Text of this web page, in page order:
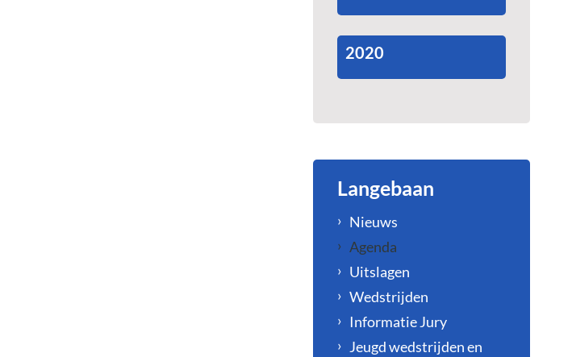
2020
Langebaan
Nieuws
Agenda
Uitslagen
Wedstrijden
Informatie Jury
Jeugd wedstrijden en